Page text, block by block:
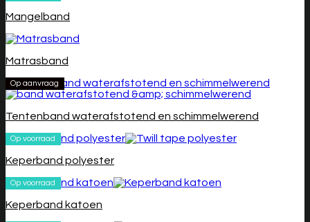
Mangelband
Matrasband
Op aanvraag
Tentenband waterafstotend en schimmelwerend
Op voorraad
Keperband polyester
Op voorraad
Keperband katoen